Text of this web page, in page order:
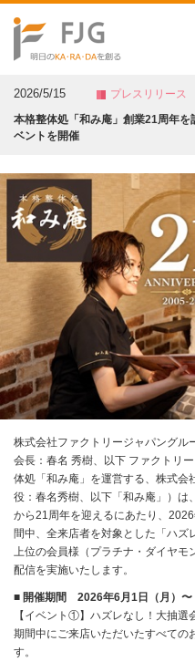
2026/5/15
プレスリリース
本格整体処「和み庵」創業21周年
ベントを開催
株式会社ファクトリージャパングル
会長：春名 秀樹、以下 ファクトリ
体処「和み庵」を運営する、株式会
役：春名秀樹、以下「和み庵」）
から21周年を迎えるにあたり、
間中、全来店者を対象とした「ハズ
上位の会員様（プラチナ・ダイヤ
配信を実施いたします。
■ 開催期間 2026年6月1日（月）〜
【イベント①】ハズレなし！大抽選
期間中にご来店いただいたすべての
す。